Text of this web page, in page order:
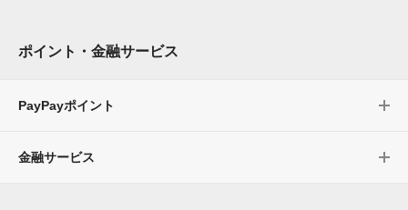
ポイント・金融サービス
PayPayポイント
金融サービス